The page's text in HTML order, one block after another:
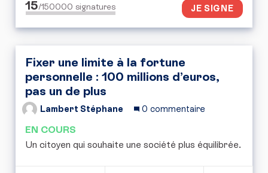
15/150000 signatures JE SIGNE
Fixer une limite à la fortune
personnelle : 100 millions d’euros,
pas un de plus
Lambert Stéphane 0 commentaire
EN COURS
Un citoyen qui souhaite une société plus équilibrée.